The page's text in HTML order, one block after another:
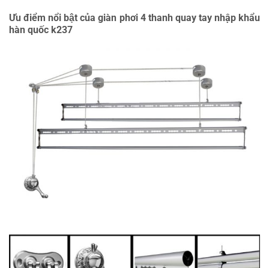
Ưu điểm nổi bật của giàn phơi 4 thanh quay tay nhập khẩu
hàn quốc k237